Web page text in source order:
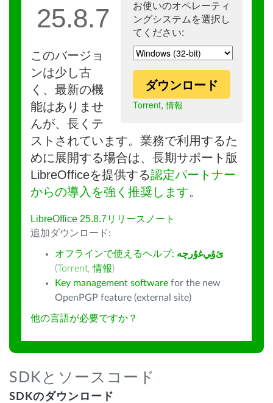
お使いのオペレーティ
ングシステムを選択し
てください:
ダウンロード
Torrent,情報
25.8.7
このバージョ
ンは少し古
く、最新の機
能はありませ
んが、長くテ
ストされています。業務で利用するた
めに展開する場合は、長期サポート版
LibreOfficeを提供する認定パートナー
からの導入を強く推奨します。
LibreOffice 25.8.7リリースノート
追加ダウンロード:
オフラインで使えるヘルプ: ﺉۇﻲﻏۇﺭچە
(Torrent,情報)
Key management software for the new
OpenPGP feature (external site)
他の言語が必要ですか？
SDKとソースコード
SDKのダウンロード